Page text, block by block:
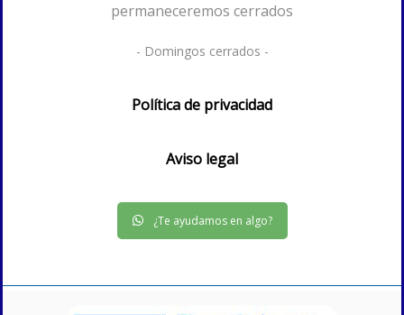
permaneceremos cerrados
- Domingos cerrados -
Política de privacidad
Aviso legal
¿Te ayudamos en algo?